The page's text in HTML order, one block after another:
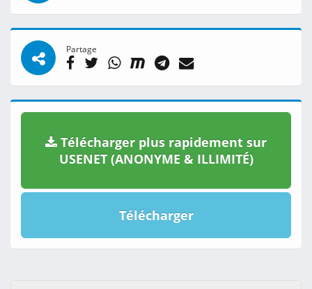
Partage
Télécharger plus rapidement sur
USENET (ANONYME & ILLIMITÉ)
Télécharger